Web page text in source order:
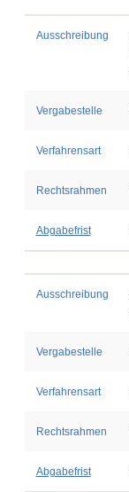
Ausschreibung
Vergabestelle
Verfahrensart
Rechtsrahmen
Abgabefrist
Ausschreibung
Vergabestelle
Verfahrensart
Rechtsrahmen
Abgabefrist